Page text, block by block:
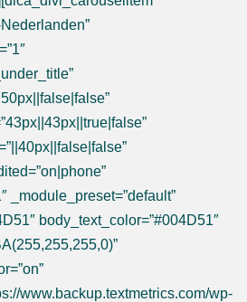
_module_preset=”default”
body_text_color=”#004D51″
www.backup.textmetrics.com/wp-